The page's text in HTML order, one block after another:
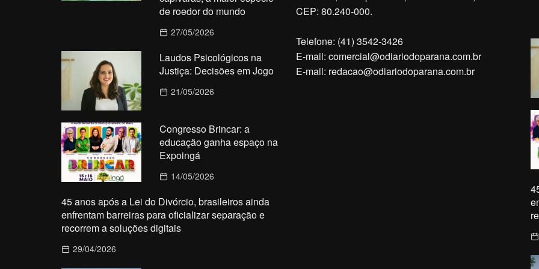
de roedor do mundo
27/05/2026
Laudos Psicológicos na
Justiça: Decisões em Jogo
21/05/2026
Congresso Brincar: a
educação ganha espaço na
Expoingá
14/05/2026
45 anos após a Lei do Divórcio, brasileiros ainda
enfrentam barreiras para oficializar separação e
recorrem a soluções digitais
29/04/2026
CEP: 80.240-000.
Telefone: (41) 3542-3426
E-mail: comercial@odiariodoparana.com.br
E-mail: redacao@odiariodoparana.com.br